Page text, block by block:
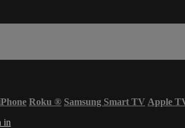
Roku ® Samsung Smart TV Apple
in